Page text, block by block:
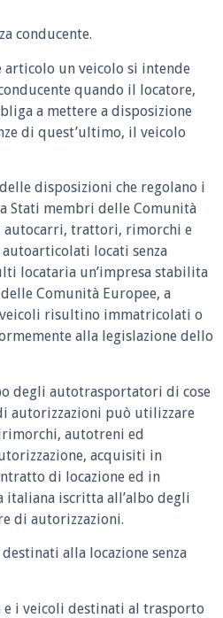
conducente.
un veicolo si intende
quando il locatore,
a mettere a disposizione
di quest’ultimo, il veicolo
disposizioni che regolano i
Stati membri delle Comunità
autocarri, trattori, rimorchi e
locati senza
locataria un’impresa stabilita
Comunità Europee, a
risultino immatricolati o
alla legislazione dello
degli autotrasportatori di cose
autorizzazioni può utilizzare
autotreni ed
acquisiti in
di locazione ed in
iscritta all’albo degli
di autorizzazioni.
alla locazione senza
e i veicoli destinati al trasporto